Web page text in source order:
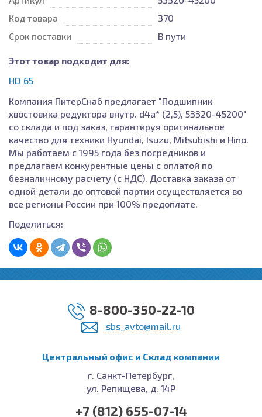
Код товара
370
Срок поставки
В пути
Этот товар подходит для:
HD 65
Компания ПитерСнаб предлагает "Подшипник
хвостовика редуктора внутр. d4a* (2,5), 53320-45200"
со склада и под заказ, гарантируя оригинальное
качество для техники Hyundai, Isuzu, Mitsubishi и Hino.
Мы работаем с 1995 года без посредников и
предлагаем конкурентные цены с оплатой по
безналичному расчету (с НДС). Доставка заказа от
одной детали до оптовой партии осуществляется во
все регионы России при 100% предоплате.
Поделиться:
8-800-350-22-10
sbs_avto@mail.ru
Центральный офис и Cклад компании
г. Санкт-Петербург,
ул. Репищева, д. 14Р
+7 (812) 655-07-14